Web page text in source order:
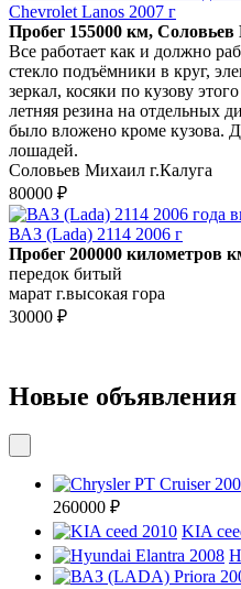
Chevrolet Lanos 2007 г
Пробег 155000 км,
Все работает как и должно
стекло подъёмники в круг,
зеркал, косяки по кузову
летняя резина на отдельных
было вложено кроме кузова.
лошадей.
Соловьев Михаил г.Калуга
80000 ₽
ВАЗ (Lada) 2114 2006 г
Пробег 200000 километров
передок битый
марат г.высокая гора
30000 ₽
Новые объявления
260000 ₽
KIA